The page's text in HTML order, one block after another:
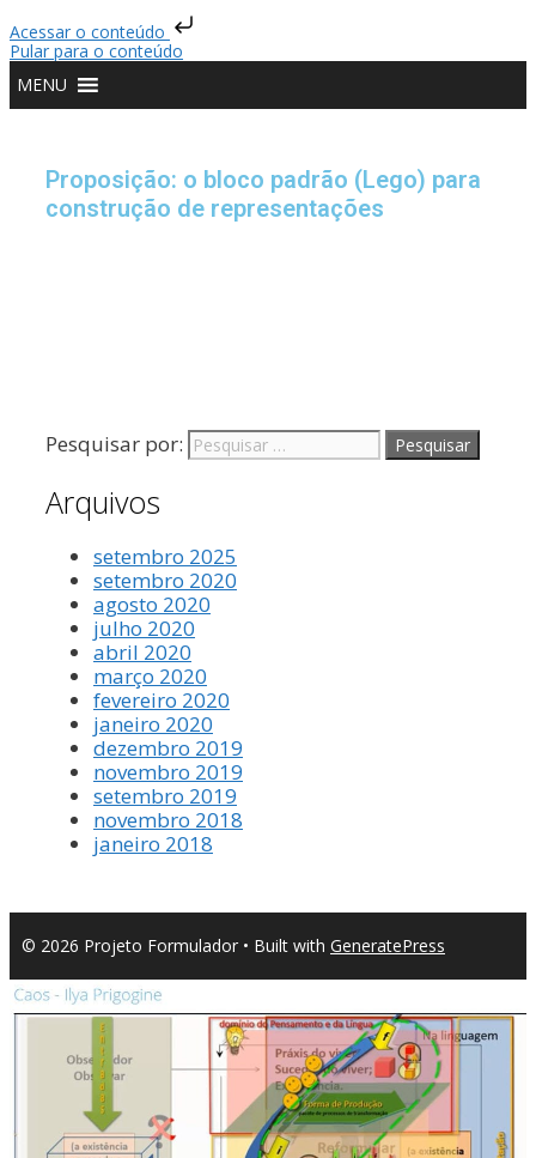
Acessar o conteúdo
Pular para o conteúdo
MENU
Proposição: o bloco padrão (Lego) para
construção de representações
Pesquisar por:
Arquivos
setembro 2025
setembro 2020
agosto 2020
julho 2020
abril 2020
março 2020
fevereiro 2020
janeiro 2020
dezembro 2019
novembro 2019
setembro 2019
novembro 2018
janeiro 2018
© 2026 Projeto Formulador • Built with GeneratePress